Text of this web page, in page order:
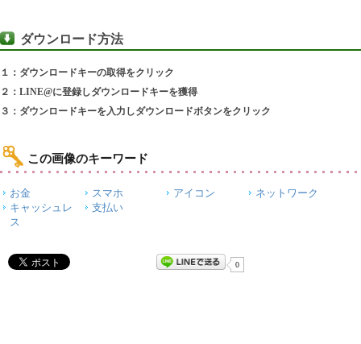
ダウンロード方法
１：ダウンロードキーの取得をクリック
２：LINE@に登録しダウンロードキーを獲得
３：ダウンロードキーを入力しダウンロードボタンをクリック
この画像のキーワード
お金 スマホ アイコン
ネットワーク
キャッシュレ
ス
支払い
0